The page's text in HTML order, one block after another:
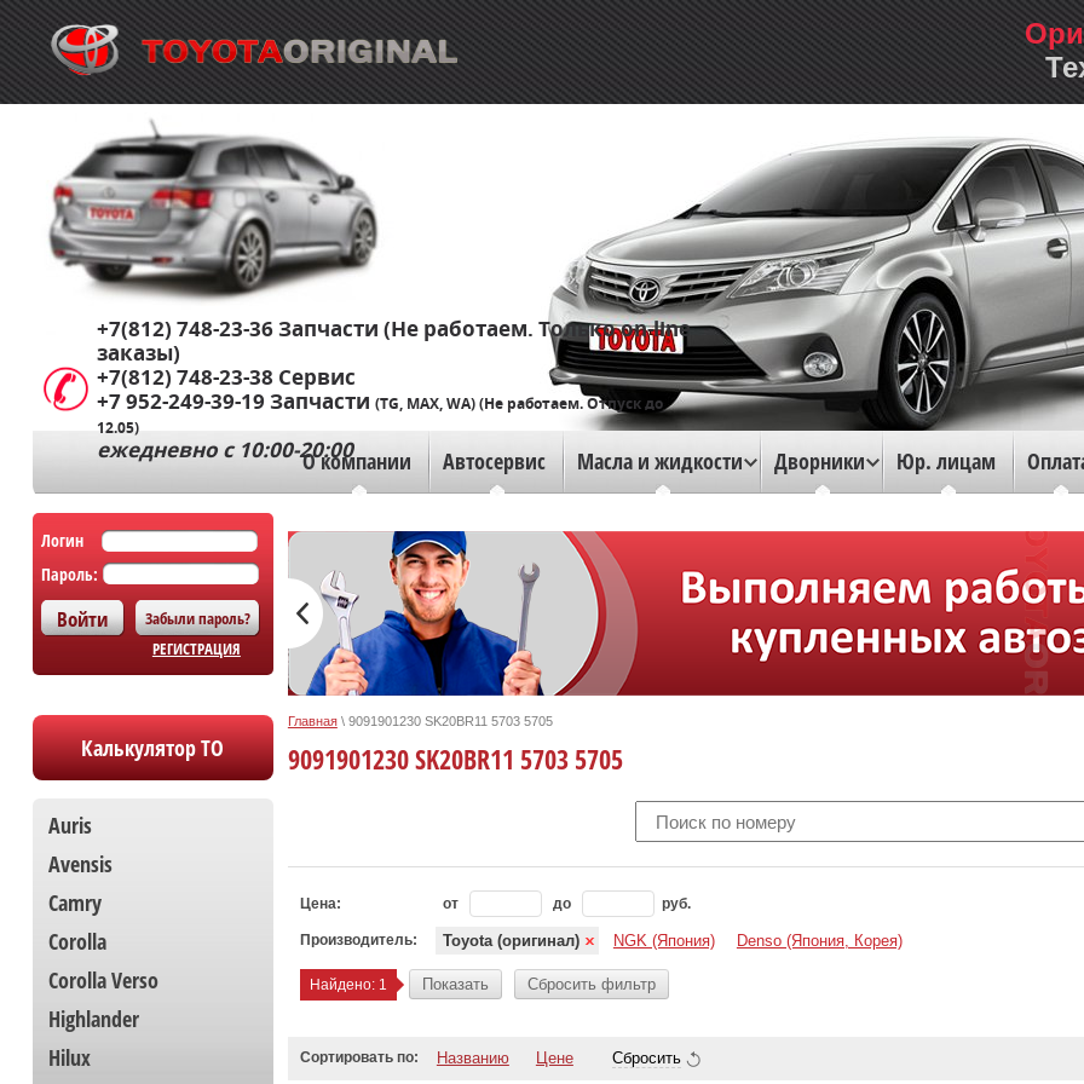
О компании Автосервис Масла и жидкости Дворники Юр. лицам
+7(812) 748-23-36Запчасти (Не работаем. Только on-line
заказы)
+7(812) 748-23-38 Сервис
+7 952-249-39-19 Запчасти (TG, MAX, WA) (Не работаем. Отпуск до
12.05)
ежедневно с 10:00-20:00
Логин
Пароль:
Забыли пароль?
РЕГИСТРАЦИЯ
Калькулятор ТО
Auris
Avensis
Camry
Corolla
Сorolla Verso
Highlander
Hilux
Главная\ 9091901230 SK20BR11 5703 5705
9091901230 SK20BR11 5703 5705
Цена: от до руб.
Производитель: Toyota (оригинал) NGK (Япония) Denso (Япония, Корея)
Найдено: 1 Показать Сбросить фильтр
Сортировать по: Названию Цене Сбросить